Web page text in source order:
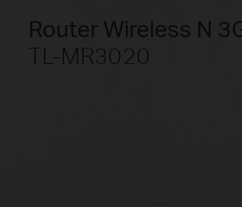
Router Wireless N
TL-MR3020